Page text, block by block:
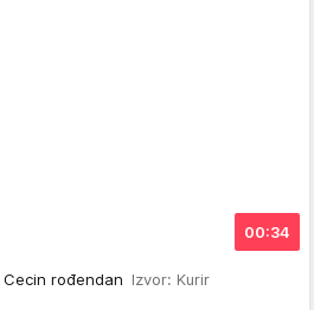
00:34
rođendan Izvor: Kurir